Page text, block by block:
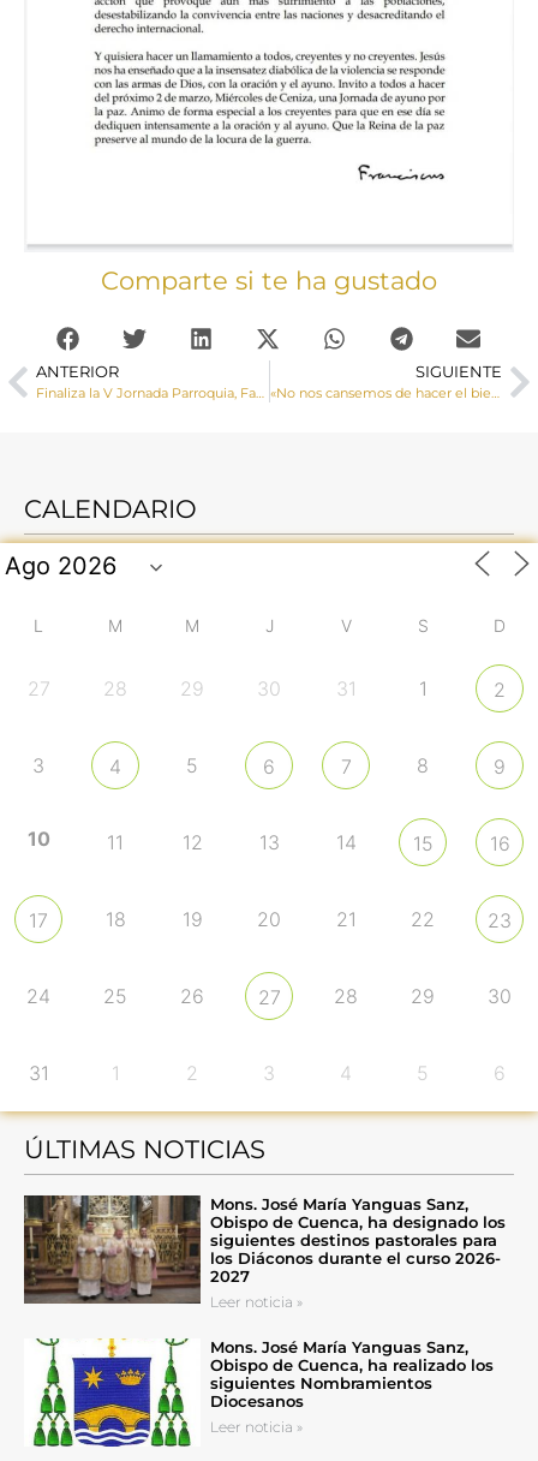
Comparte si te ha gustado
ANTERIOR
Finaliza la V Jornada Parroquia, Familia y Escuela 2022
SIGUIENTE
«No nos cansemos de hacer el bien», mensaje del papa Francisco para la Cuaresma 2022
CALENDARIO
L M M J V S D
27 28 29 30 31 1 2
3 4 5 6 7 8 9
10 11 12 13 14 15 16
17 18 19 20 21 22 23
24 25 26 27 28 29 30
31 1 2 3 4 5 6
ÚLTIMAS NOTICIAS
Mons. José María Yanguas Sanz,
Obispo de Cuenca, ha designado los
siguientes destinos pastorales para
los Diáconos durante el curso 2026-
2027
Leer noticia »
Mons. José María Yanguas Sanz,
Obispo de Cuenca, ha realizado los
siguientes Nombramientos
Diocesanos
Leer noticia »